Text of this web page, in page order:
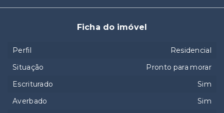
Ficha do imóvel
Perfil
Residencial
Situação
Pronto para morar
Escriturado
Sim
Averbado
Sim